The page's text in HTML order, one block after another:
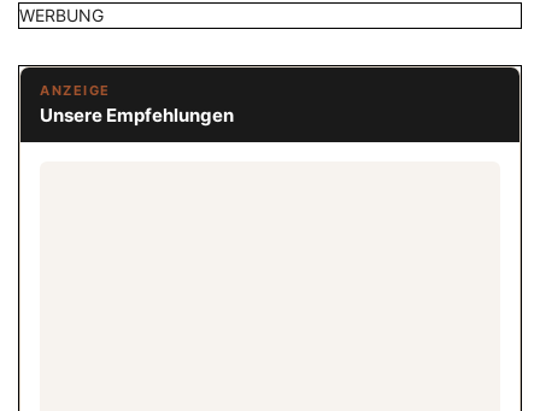
WERBUNG
ANZEIGE
Unsere Empfehlungen